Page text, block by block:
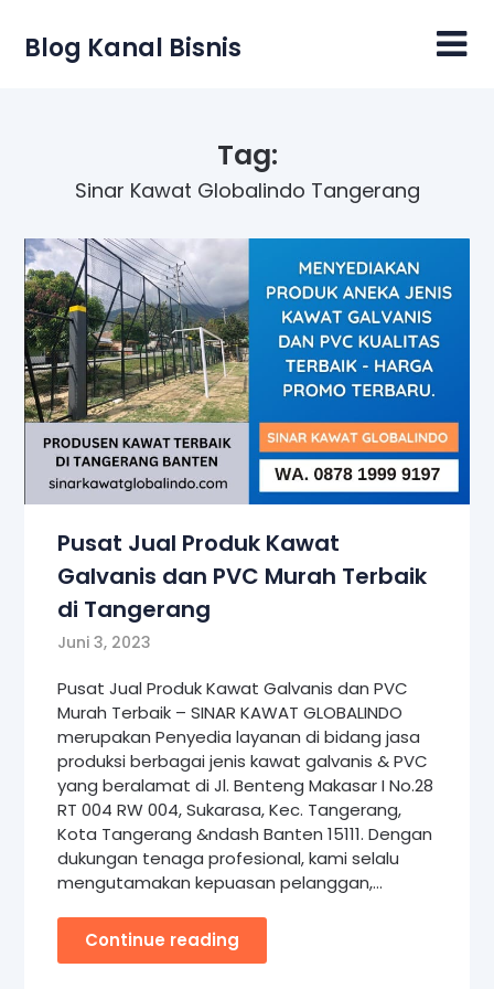
content
Blog Kanal Bisnis
Tag:
Sinar Kawat Globalindo Tangerang
Pusat Jual Produk Kawat
Galvanis dan PVC Murah Terbaik
di Tangerang
Juni 3, 2023
Pusat Jual Produk Kawat Galvanis dan PVC
Murah Terbaik – SINAR KAWAT GLOBALINDO
merupakan Penyedia layanan di bidang jasa
produksi berbagai jenis kawat galvanis & PVC
yang beralamat di Jl. Benteng Makasar I No.28
RT 004 RW 004, Sukarasa, Kec. Tangerang,
Kota Tangerang &ndash Banten 15111. Dengan
dukungan tenaga profesional, kami selalu
mengutamakan kepuasan pelanggan,…
Continue reading